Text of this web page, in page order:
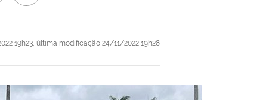
19h23, última modificação 24/11/2022 19h28